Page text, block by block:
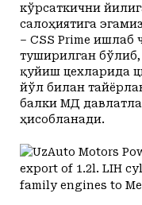
кўрсаткични
салоҳиятига
– CSS Prime
туширилган
қуйиш цехларида
йўл билан
балки МДҲ
ҳисобланади.